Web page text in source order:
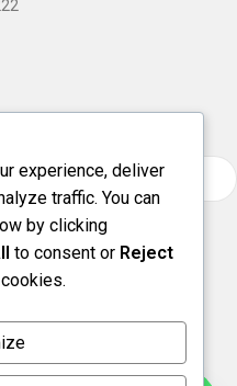
experience, deliver
traffic. You can
by clicking
to consent or Reject